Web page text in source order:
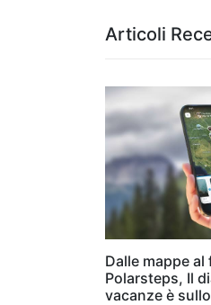
Articoli
Dalle mappe
Polarsteps, Il
vacanze è